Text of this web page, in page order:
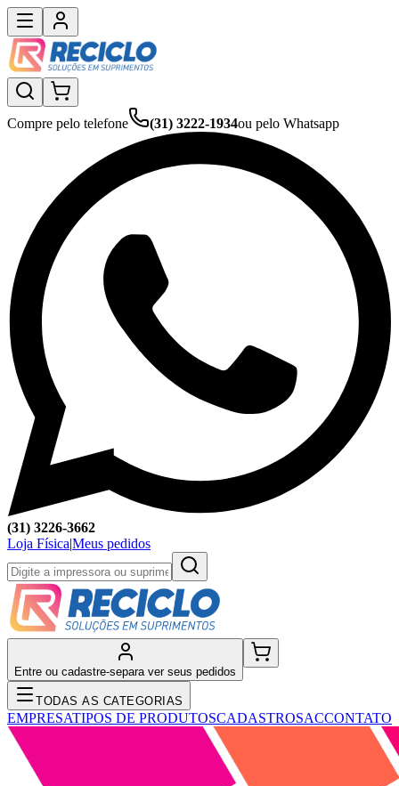
Compre pelo telefone (31) 3222-1934ou pelo Whatsapp
(31) 3226-3662
Loja Física|Meus pedidos
Entre ou cadastre-separa ver seus pedidos
TODAS AS CATEGORIAS
EMPRESATIPOS DE PRODUTOSCADASTROSACCONTATO